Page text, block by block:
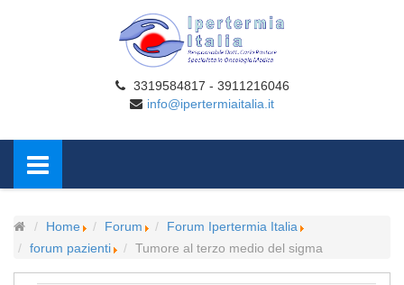
3319584817 - 3911216046
info@ipertermiaitalia.it
Home Forum
Forum Ipertermia Italia
forum pazienti
Tumore al terzo medio del sigma